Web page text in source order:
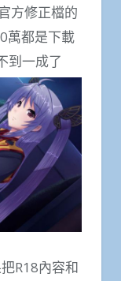
方修正檔的
萬都是下載
到一成了
R18內容和